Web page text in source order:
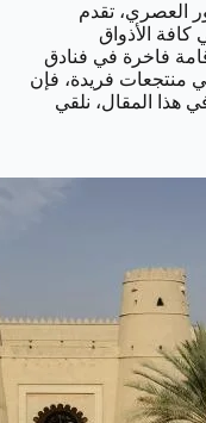
العصري، تقدم
الأذواق
فاخرة في فنادق
منتجعات فريدة، فإن
هذا المقال، نلقي